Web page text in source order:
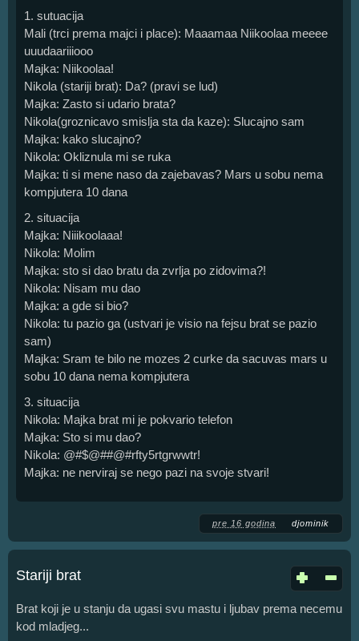
1. sutuacija
Mali (trci prema majci i place): Maaamaa Niikoolaa meeee
uuudaariiiooo
Majka: Niikoolaa!
Nikola (stariji brat): Da? (pravi se lud)
Majka: Zasto si udario brata?
Nikola(groznicavo smislja sta da kaze): Slucajno sam
Majka: kako slucajno?
Nikola: Okliznula mi se ruka
Majka: ti si mene naso da zajebavas? Mars u sobu nema
kompjutera 10 dana
2. situacija
Majka: Niiikoolaaa!
Nikola: Molim
Majka: sto si dao bratu da zvrlja po zidovima?!
Nikola: Nisam mu dao
Majka: a gde si bio?
Nikola: tu pazio ga (ustvari je visio na fejsu brat se pazio
sam)
Majka: Sram te bilo ne mozes 2 curke da sacuvas mars u
sobu 10 dana nema kompjutera
3. situacija
Nikola: Majka brat mi je pokvario telefon
Majka: Sto si mu dao?
Nikola: @#$@##@#rfty5rtgrwwtr!
Majka: ne nerviraj se nego pazi na svoje stvari!
pre 16 godina djominik
Stariji brat
Brat koji je u stanju da ugasi svu mastu i ljubav prema necemu
kod mladjeg...